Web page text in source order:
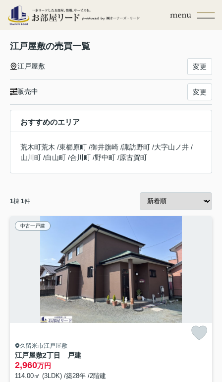
江戸屋敷の売買一覧
江戸屋敷 変更
販売中 変更
おすすめのエリア
荒木町荒木 /東櫛原町 /御井旗崎 /諏訪野町 /大字山ノ井 /
山川町 /白山町 /合川町 /野中町 /原古賀町
1棟 1件
中古一戸建
久留米市江戸屋敷
江戸屋敷2丁目 戸建
2,960万円
114.00㎡ (3LDK) /築28年 /2階建